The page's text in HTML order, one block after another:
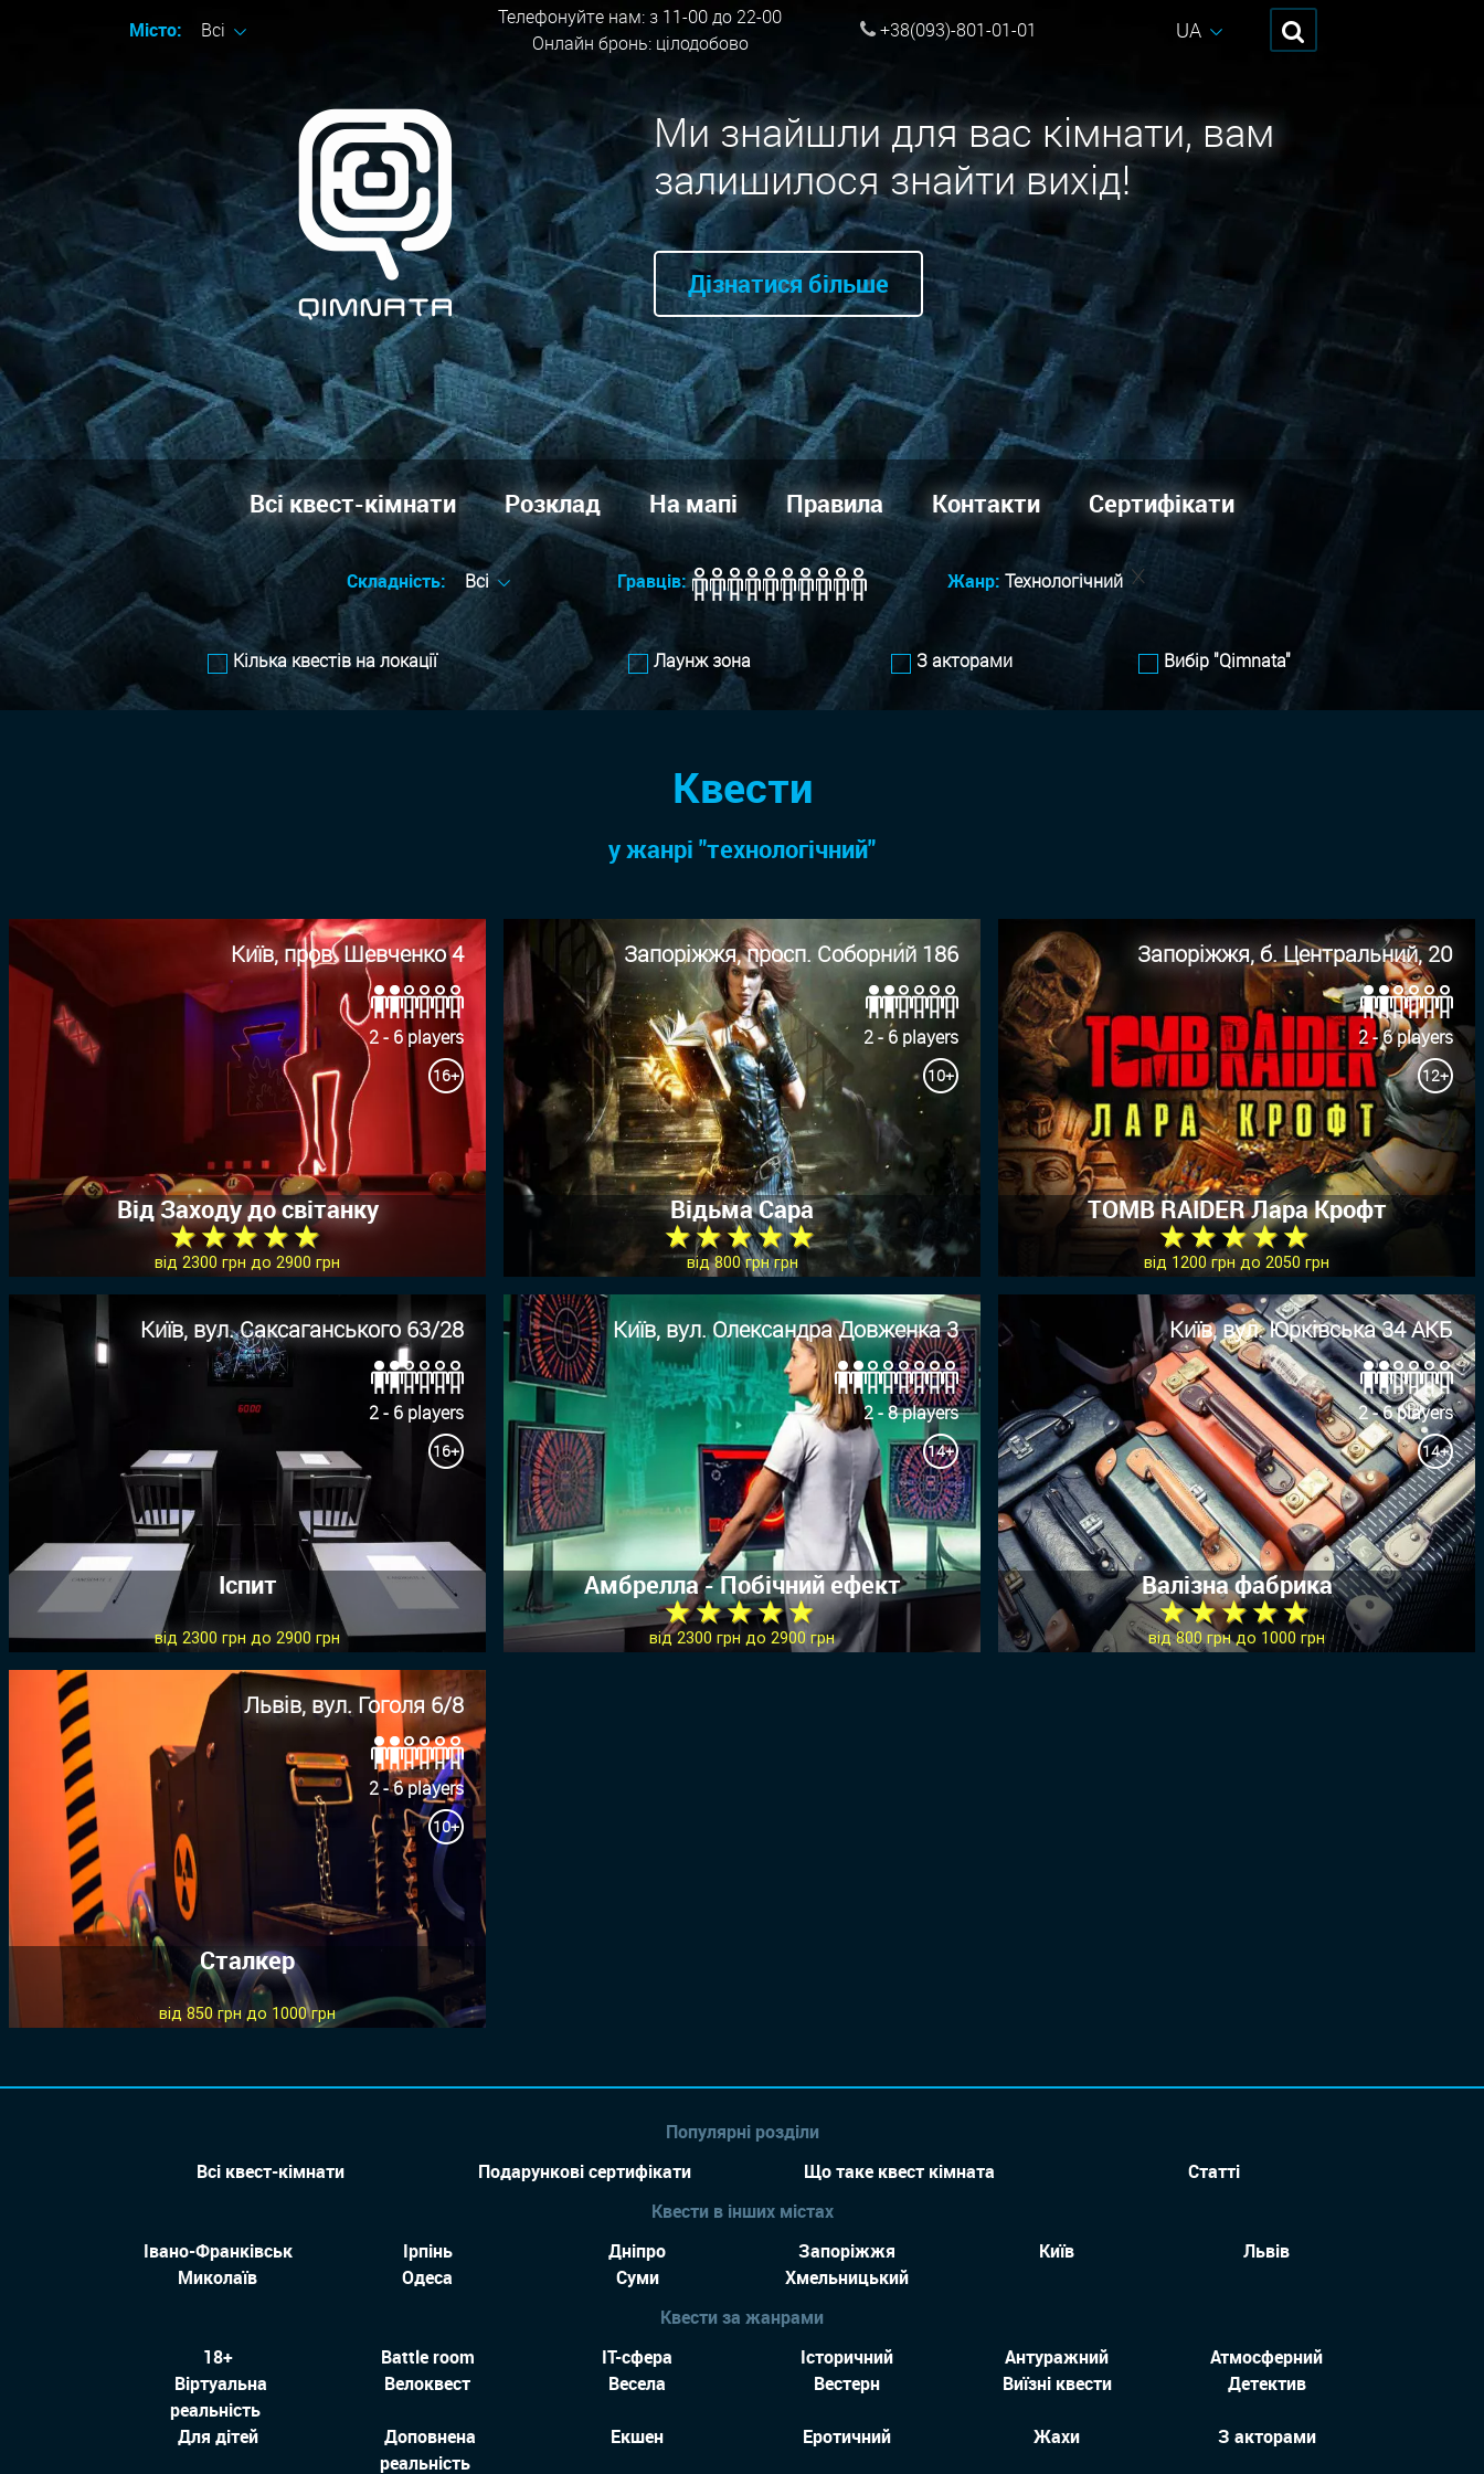
Місто: Всі
Телефонуйте нам: з 11-00 до 22-00
Онлайн бронь: цілодобово
+38(093)-801-01-01 UA
Ми знайшли для вас кімнати, вам
залишилося знайти вихід!
Дізнатися більше
Всі квест-кімнати Розклад На мапі Правила Контакти Сертифікати
Складність: Всі Гравців: Жанр: Технологiчний
Кілька квестів на локації Лаунж зона З акторами Вибір "Qimnata"
Квести
у жанрi "технологiчний"
Київ, пров. Шевченко 4
2 - 6 players
16+
Від Заходу до світанку
★ ★ ★ ★ ★
від 2300 грн до 2900 грн
Запоріжжя, просп. Соборний 186
2 - 6 players
10+
Відьма Сара
★ ★ ★ ★ ★
від 800 грн грн
Запоріжжя, б. Центральний, 20
2 - 6 players
12+
TOMB RAIDER Лара Крофт
★ ★ ★ ★ ★
від 1200 грн до 2050 грн
Київ, вул. Саксаганського 63/28
2 - 6 players
16+
Іспит
від 2300 грн до 2900 грн
Київ, вул. Олександра Довженка 3
2 - 8 players
14+
Амбрелла - Побічний ефект
★ ★ ★ ★ ★
від 2300 грн до 2900 грн
Київ, вул. Юрківська 34 АКБ
2 - 6 players
14+
Валізна фабрика
★ ★ ★ ★ ★
від 800 грн до 1000 грн
Львів, вул. Гоголя 6/8
2 - 6 players
10+
Сталкер
від 850 грн до 1000 грн
Популярні розділи
Всі квест-кімнати
Подарункові сертифікати Що таке квест кімната
Статті
Квести в інших містах
Івано-Франківськ
Ірпінь Дніпро Запоріжжя Київ
Львів
Миколаїв
Одеса Суми
Хмельницький
Квести за жанрами
18+
Battle room IT-сфера Історичний Антуражний
Атмосферний
Віртуальна
реальність
Велоквест Весела Вестерн Виїзні квести Детектив
Для дітей
Доповнена
реальність
Екшен Еротичний Жахи З акторами